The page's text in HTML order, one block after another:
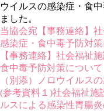
ウイルスの感染症・食
ました。
当協会宛【事務連絡】
感染症・食中毒予防対
【事務連絡】社会福祉
食中毒予防対策について
（別添）ノロウイルス
(参考資料１)社会福祉施
ルスによる感染性胃腸